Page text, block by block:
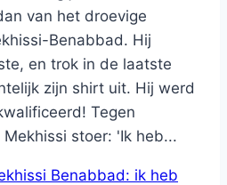
van het droevige
Benabbad. Hij
en trok in de laatste
zijn shirt uit. Hij werd
Tegen
stoer: 'Ik heb...
Benabbad: ik heb